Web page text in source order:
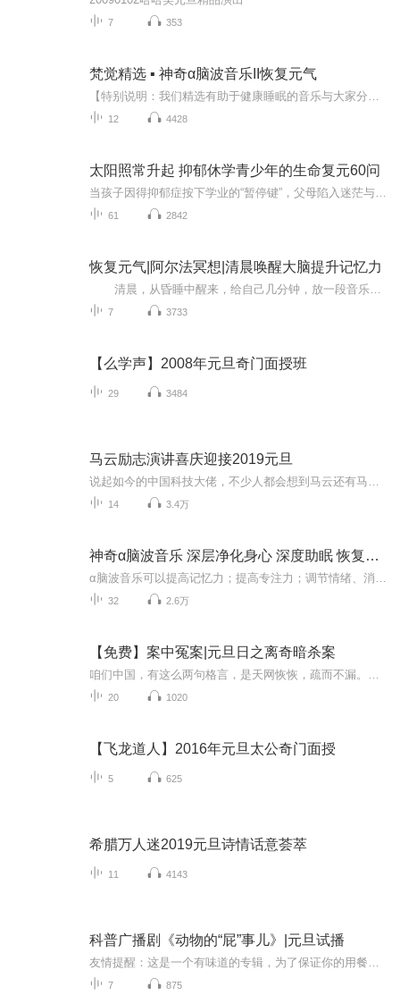
7 353
梵觉精选 ▪ 神奇α脑波音乐II恢复元气
12 4428
太阳照常升起 抑郁休学青少年的生命复元60问
61 2842
恢复元气|阿尔法冥想|清晨唤醒大脑提升记忆力
7 3733
【么学声】2008年元旦奇门面授班
29 3484
马云励志演讲喜庆迎接2019元旦
14 3.4万
神奇α脑波音乐 深层净化身心 深度助眠 恢复元气
32 2.6万
【免费】案中冤案|元旦日之离奇暗杀案
20 1020
【飞龙道人】2016年元旦太公奇门面授
5 625
希腊万人迷2019元旦诗情话意荟萃
11 4143
科普广播剧《动物的“屁”事儿》|元旦试播
7 875